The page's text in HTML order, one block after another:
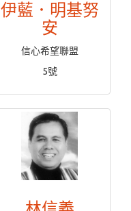
伊藍．明基努
安
信心希望聯盟
5號